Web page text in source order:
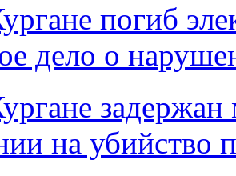
погиб
дело о
на убийство